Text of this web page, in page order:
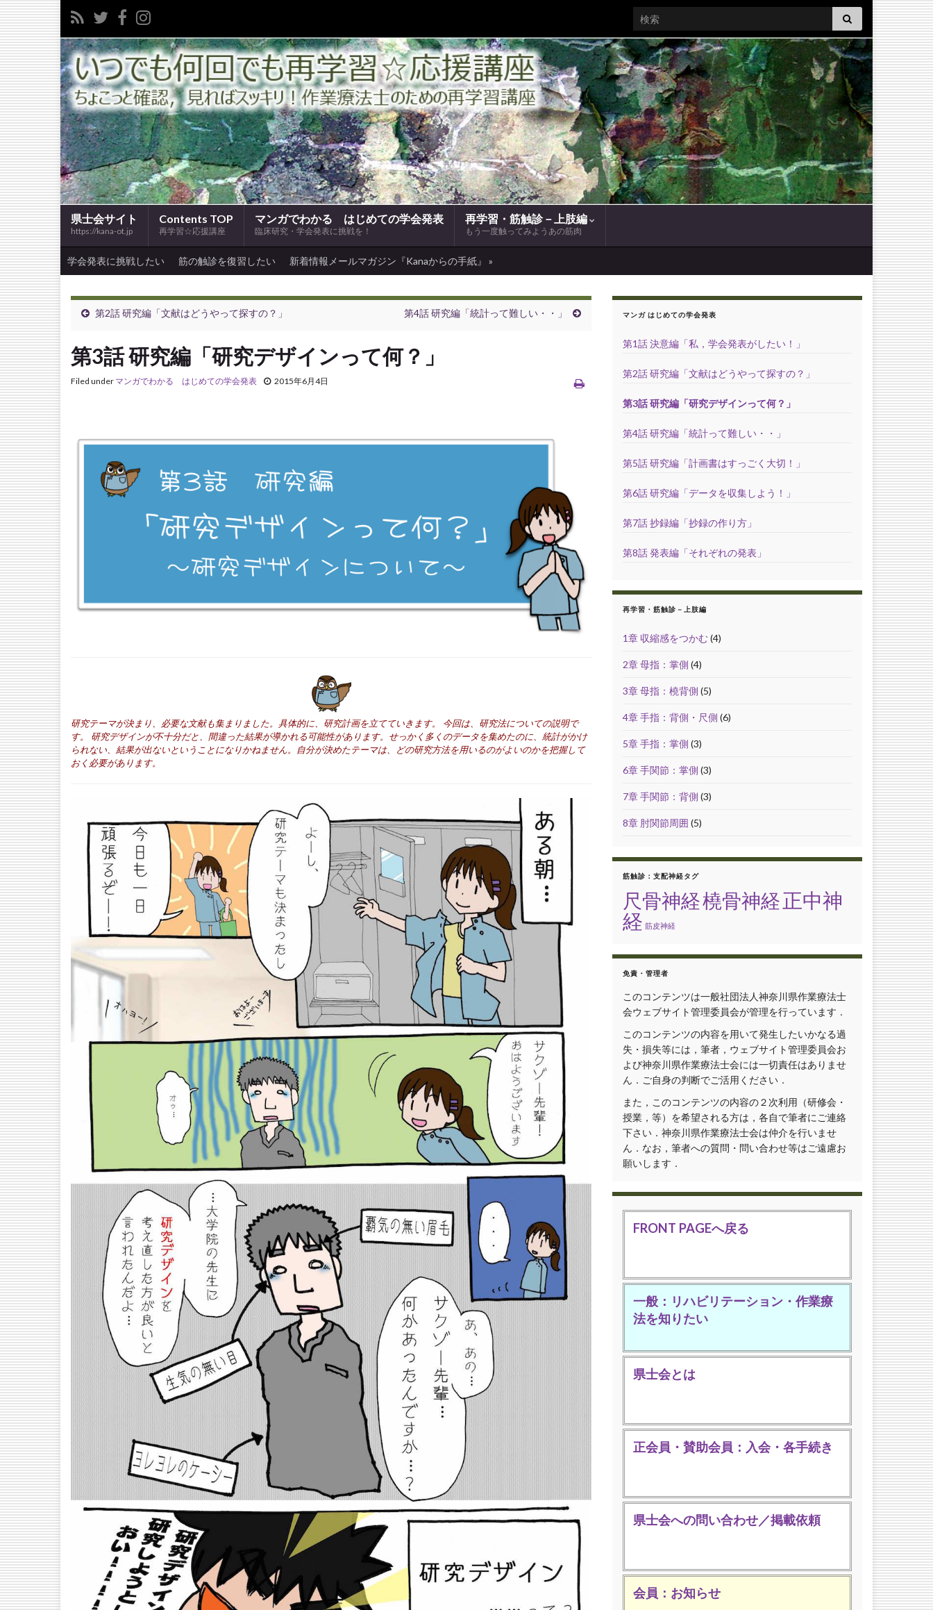
Search for:
県士会サイト
https://kana-ot.jp
Contents TOP
再学習☆応援講座
マンガでわかる はじめての学会発表
臨床研究・学会発表に挑戦を！
再学習・筋触診－上肢編
もう一度触ってみようあの筋肉
学会発表に挑戦したい 筋の触診を復習したい 新着情報メールマガジン『Kanaからの手紙』 »
第2話 研究編「文献はどうやって探すの？」 第4話 研究編「統計って難しい・・」
第3話 研究編「研究デザインって何？」
Filed under マンガでわかる はじめての学会発表 2015年6月4日
研究テーマが決まり、必要な文献も集まりました。具体的に、研究計画を立てていきます。
今回は、研究法についての説明で
す。
研究デザインが不十分だと、間違った結果が導かれる可能性があります。せっかく多くのデータを集めたのに、統計がかけ
られない、結果が出ないということになりかねません。自分が決めたテーマは、どの研究方法を用いるのがよいのかを把握して
おく必要があります。
マンガ はじめての学会発表
第1話 決意編「私，学会発表がしたい！」
第2話 研究編「文献はどうやって探すの？」
第3話 研究編「研究デザインって何？」
第4話 研究編「統計って難しい・・」
第5話 研究編「計画書はすっごく大切！」
第6話 研究編「データを収集しよう！」
第7話 抄録編「抄録の作り方」
第8話 発表編「それぞれの発表」
再学習・筋触診－上肢編
1章 収縮感をつかむ (4)
2章 母指：掌側 (4)
3章 母指：橈背側 (5)
4章 手指：背側・尺側 (6)
5章 手指：掌側 (3)
6章 手関節：掌側 (3)
7章 手関節：背側 (3)
8章 肘関節周囲 (5)
筋触診：支配神経タグ
尺骨神経橈骨神経正中神
経 筋皮神経
免責・管理者
このコンテンツは一般社団法人神奈川県作業療法士
会ウェブサイト管理委員会が管理を行っています．
このコンテンツの内容を用いて発生したいかなる過
失・損失等には，筆者，ウェブサイト管理委員会お
よび神奈川県作業療法士会には一切責任はありませ
ん．ご自身の判断でご活用ください．
また，このコンテンツの内容の２次利用（研修会・
授業，等）を希望される方は，各自で筆者にご連絡
下さい．神奈川県作業療法士会は仲介を行いませ
ん．なお，筆者への質問・問い合わせ等はご遠慮お
願いします．
FRONT PAGEへ戻る
一般：リハビリテーション・作業療
法を知りたい
県士会とは
正会員・賛助会員：入会・各手続き
県士会への問い合わせ／掲載依頼
会員：お知らせ